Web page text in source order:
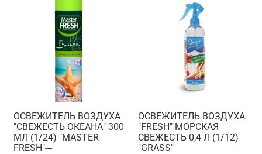
ОСВЕЖИТЕЛЬ ВОЗДУХА
"СВЕЖЕСТЬ ОКЕАНА" 300
МЛ (1/24) "MASTER
FRESH"---
ОСВЕЖИТЕЛЬ ВОЗДУХА
"FRESH" МОРСКАЯ
СВЕЖЕСТЬ 0,4 Л (1/12)
"GRASS"